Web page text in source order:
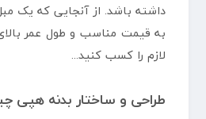
داشته باشد. از آنجایی که یک
به قیمت مناسب و طول عمر
لازم را کسب کنید...
طراحی و ساختار بدنه هپی